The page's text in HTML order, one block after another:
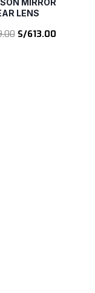
MIRROR
LENS
El
S/613.00El